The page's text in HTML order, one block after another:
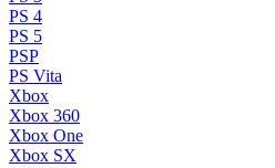
PS 4
PS 5
PSP
PS Vita
Xbox
Xbox 360
Xbox One
Xbox SX